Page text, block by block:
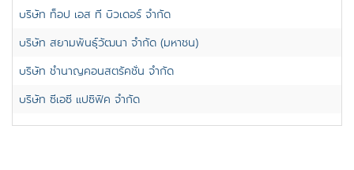
บริษัท ท็อป เอส ที บิวเดอร์ จำกัด
บริษัท สยามพันธุ์วัฒนา จำกัด (มหาชน)
บริษัท ชำนาญคอนสตรัคชั่น จำกัด
บริษัท ซีเอซี แปซิฟิค จำกัด